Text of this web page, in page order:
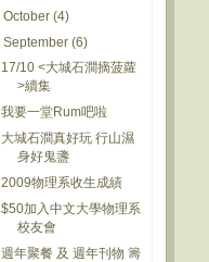
October (4)
September (6)
17/10 <大城石澗摘菠蘿
>續集
我要一堂Rum吧啦
大城石澗真好玩 行山濕
身好鬼盞
2009物理系收生成績
$50加入中文大學物理系
校友會
週年聚餐 及 週年刊物 籌